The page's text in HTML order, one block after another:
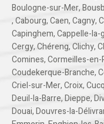
Boulogne-sur-Mer,
,Cabourg,Caen,Cagny,
Capinghem,Cappelle-la-
Cergy,Chéreng,Clichy,
Comines,Cormeilles-en-
Coudekerque-Branche,
Criel-sur-Mer,Croix,
Deuil-la-Barre,Dieppe,
Douai,Douvres-la-